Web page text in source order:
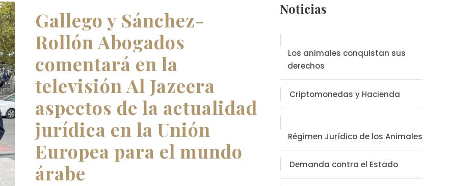
Gallego y Sánchez-
Rollón Abogados
comentará en la
televisión Al Jazeera
aspectos de la actualidad
jurídica en la Unión
Europea para el mundo
árabe
Noticias
Los animales conquistan sus
derechos
Criptomonedas y Hacienda
Régimen Jurídico de los Animales
Demanda contra el Estado